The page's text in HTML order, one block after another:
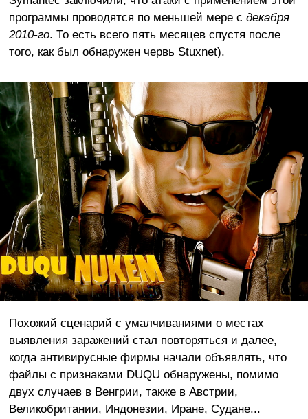
программы проводятся по меньшей мере с декабря
2010-го. То есть всего пять месяцев спустя после
того, как был обнаружен червь Stuxnet).
Похожий сценарий с умалчиваниями о местах
выявления заражений стал повторяться и далее,
когда антивирусные фирмы начали объявлять, что
файлы с признаками DUQU обнаружены, помимо
двух случаев в Венгрии, также в Австрии,
Великобритании, Индонезии, Иране, Судане...